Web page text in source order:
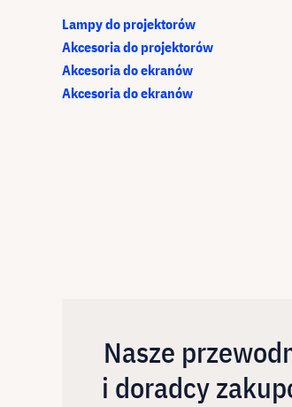
Lampy do projektorów
Akcesoria do projektorów
Akcesoria do ekranów
Akcesoria do ekranów
Nasze
i doradcy